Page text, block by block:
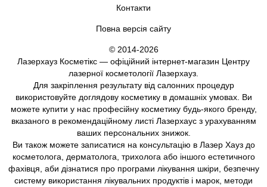
Контакти
Повна версія сайту
© 2014-2026
Лазерхауз Косметікс — офіційний інтернет-магазин Центру
лазерної косметології Лазерхауз.
Для закріплення результату від салонних процедур
використовуйте доглядову косметику в домашніх умовах. Ви
можете купити у нас професійну косметику будь-якого бренду,
вказаного в рекомендаційному листі Лазерхаус з урахуванням
ваших персональних знижок.
Ви також можете записатися на консультацію в Лазер Хауз до
косметолога, дерматолога, трихолога або іншого естетичного
фахівця, аби дізнатися про програми лікування шкіри, безпечну
систему використання лікувальних продуктів і марок, методи